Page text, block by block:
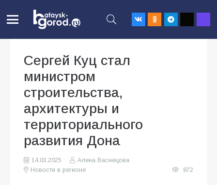
Сергей Куц стал
министром
строительства,
архитектуры и
территориального
развития Дона
14.03.2025
Алена Васнецова
Новости в регионе
872